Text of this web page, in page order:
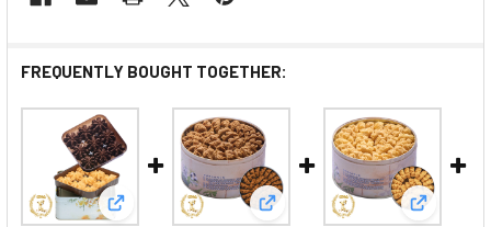
FREQUENTLY BOUGHT TOGETHER:
View: 【新鮮預購品- 預計3到7天出貨】JENNY
View: 【新鮮預購品- 預計3
View: 【